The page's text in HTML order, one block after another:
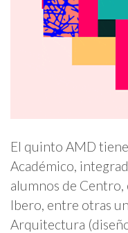
El quinto AMD
Académico,
alumnos de
Ibero, entre otras
Arquitectura